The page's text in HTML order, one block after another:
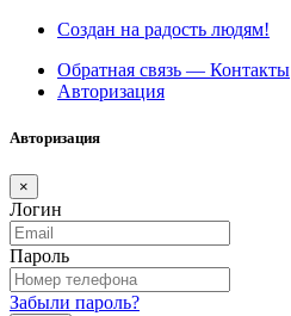
Создан на радость людям!
Обратная связь — Контакты
Авторизация
Авторизация
×
Логин
Пароль
Забыли пароль?